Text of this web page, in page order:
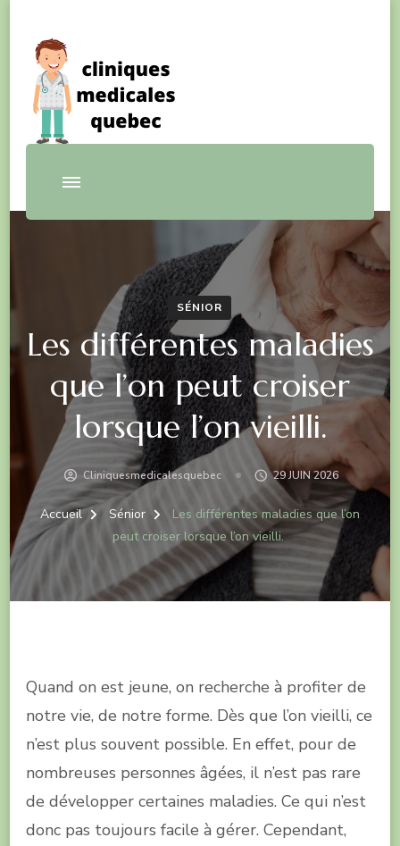
Cliniquesmedicalesquebec
blog santé
SÉNIOR
Les différentes maladies
que l’on peut croiser
lorsque l’on vieilli.
Cliniquesmedicalesquebec 29 JUIN 2026
Accueil Sénior
Les différentes maladies que l’on
peut croiser lorsque l’on vieilli.
Quand on est jeune, on recherche à profiter de
notre vie, de notre forme. Dès que l’on vieilli, ce
n’est plus souvent possible. En effet, pour de
nombreuses personnes âgées, il n’est pas rare
de développer certaines maladies. Ce qui n’est
donc pas toujours facile à gérer. Cependant,